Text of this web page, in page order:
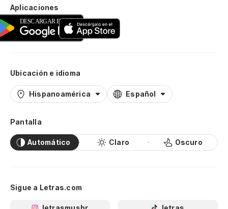
Aplicaciones
Ubicación e idioma
Hispanoamérica Español
Pantalla
Automático Claro Oscuro
Sigue a Letras.com